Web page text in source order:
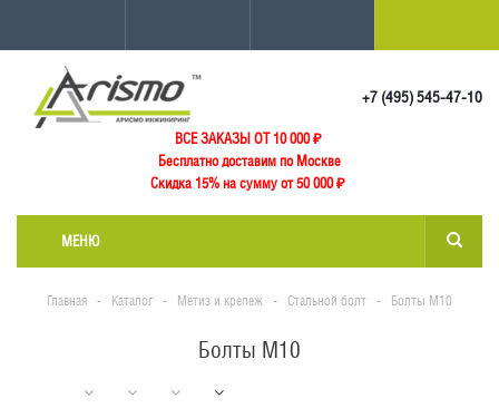
+7 (495) 545-47-10
ВСЕ ЗАКАЗЫ ОТ 10 000₽
Бесплатно доставим по Москве
Скидка 15% на сумму от 50 000 ₽
МЕНЮ
Главная - Каталог - Метиз и крепеж - Стальной болт - Болты М10
Болты М10